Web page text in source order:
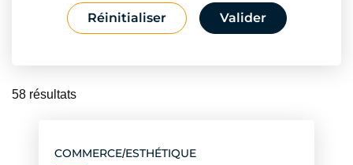
Réinitialiser Valider
Liste des fiches annuaire
58 résultats
COMMERCE/ESTHÉTIQUE